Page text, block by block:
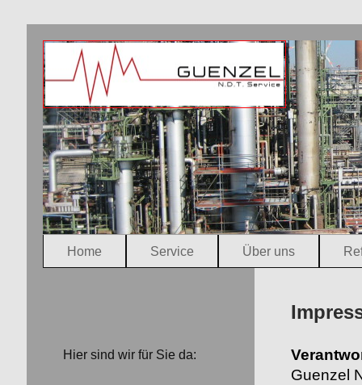
Home Service Über uns
Guenzel
Hier sind wir für Sie da: